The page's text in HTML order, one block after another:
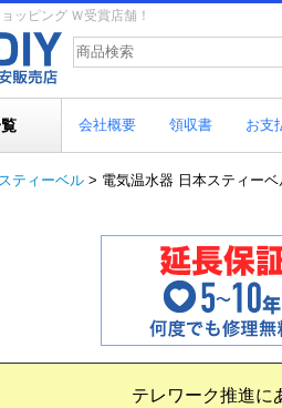
ッピング Ｗ受賞店舗！
会社概要 領収書 お支
ティーベル > 電気温水器 日本スティー
テレワーク推進に